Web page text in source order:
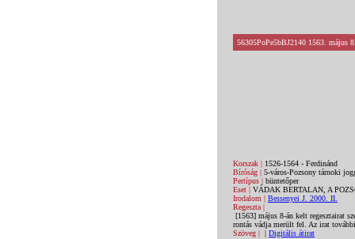
56305PoPe5bBJ2140 1563.
Korszak |1526-1564 - Ferdinánd
Bíróság |5-város-Pozsony tárnoki
Pertípus |büntetőper
Eset |VÁDAK BERTALAN, A
Irodalom | Bessenyei J. 2000. II.
Regeszta |
[1563] május 8-án kelt regesztairat
rontás vádja merült fel. Az irat
Szöveg || Digitális átirat